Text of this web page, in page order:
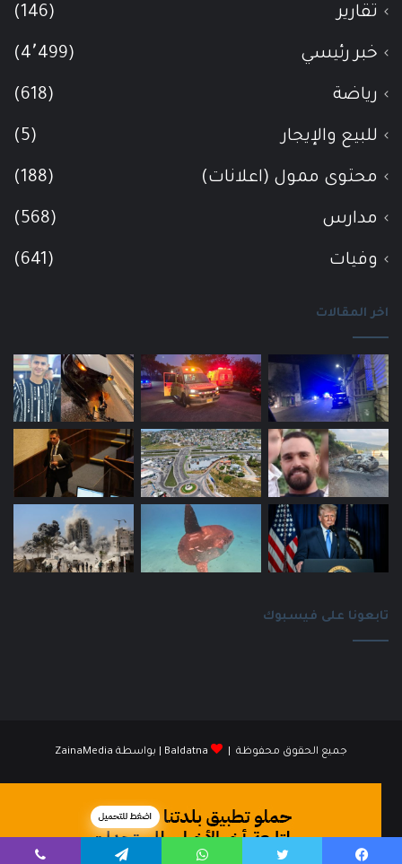
تقارير (146)
خبر رئيسي (4٬499)
رياضة (618)
للبيع والإيجار (5)
محتوى ممول (اعلانات) (188)
مدارس (568)
وفيات (641)
اخر المقالات
تابعونا على فيسبوك
جميع الحقوق محفوظة | Baldatna | بواسطة ZainaMedia